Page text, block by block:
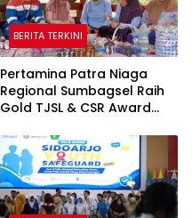
BERITA TERKINI
Pertamina Patra Niaga
Regional Sumbagsel Raih
Gold TJSL & CSR Award
Program Talang Berseri